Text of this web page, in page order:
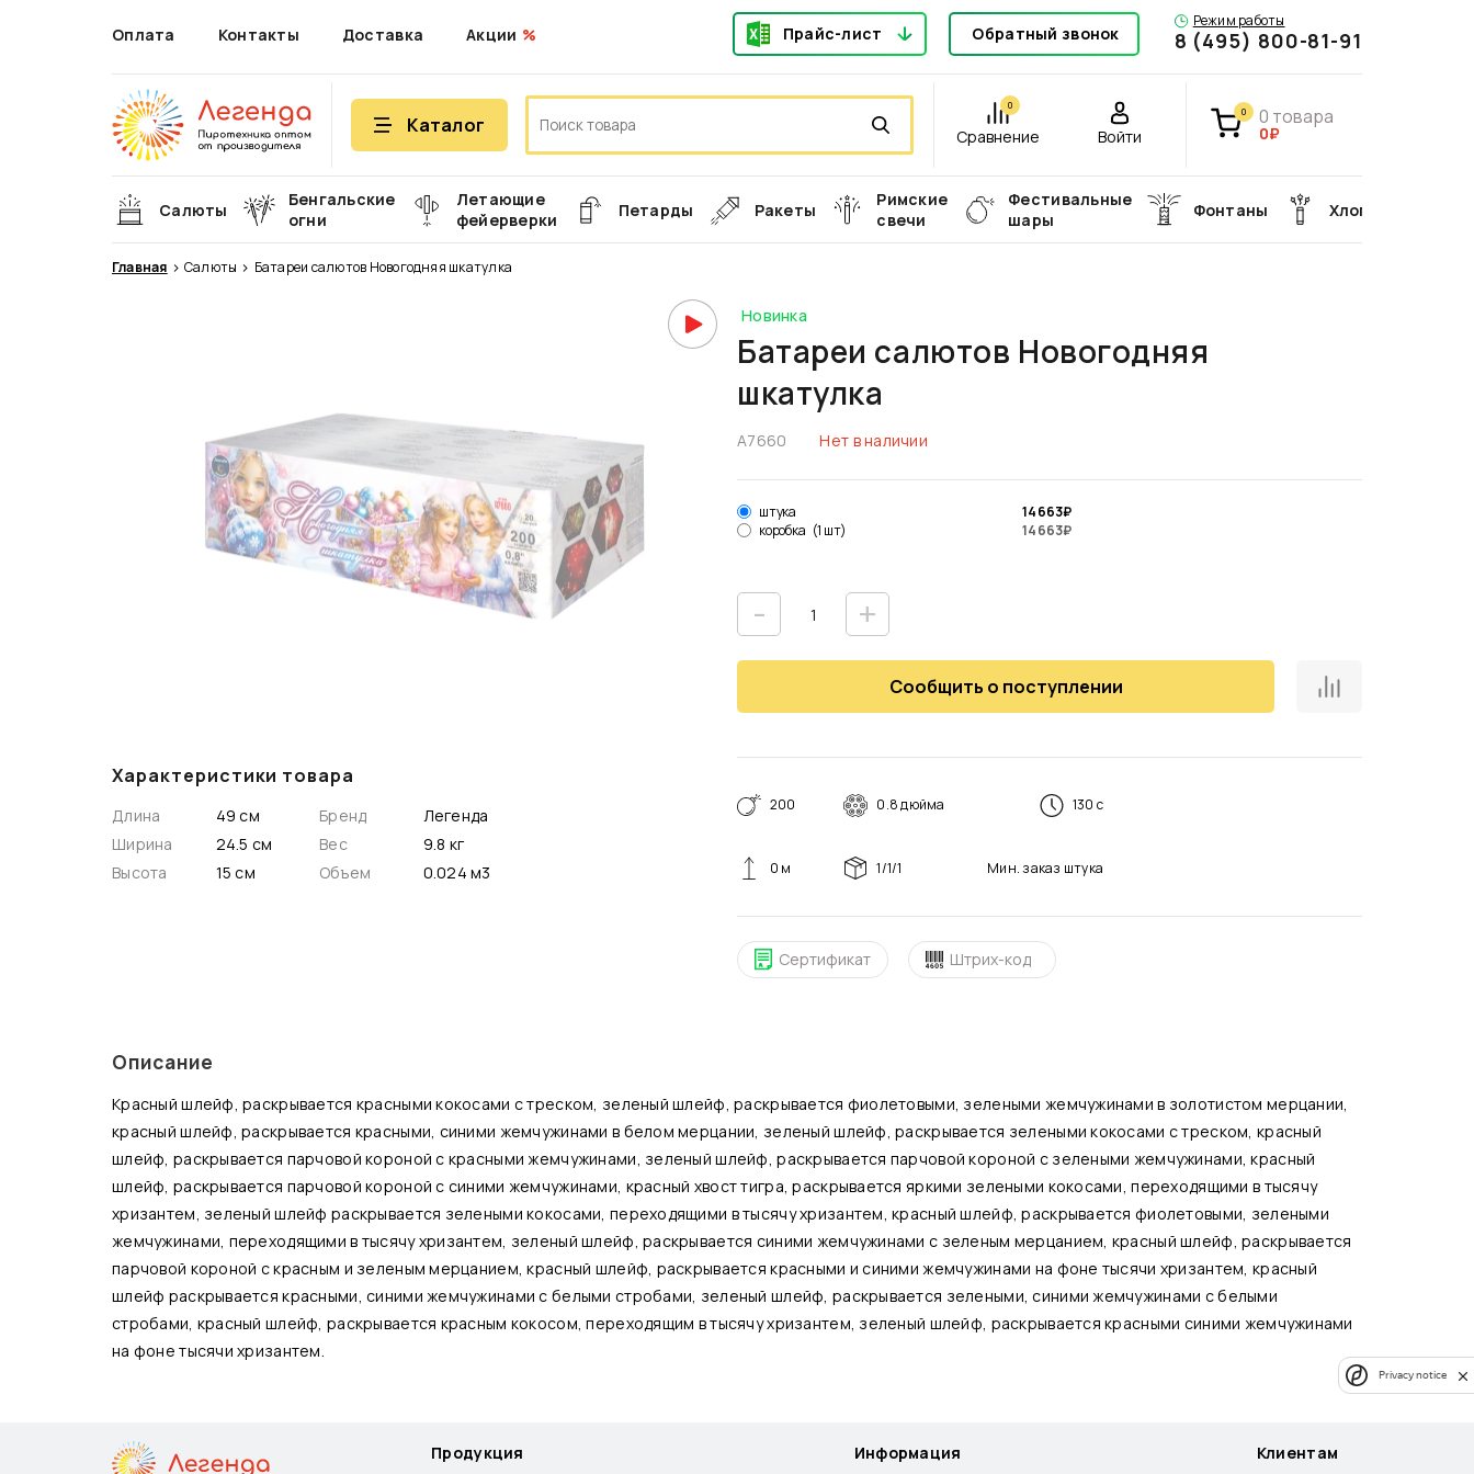
Оплата Контакты Доставка Акции Прайс-лист Обратный звонок
Режим работы
8 (495) 800-81-91
Каталог
0
Сравнение Войти
0 0 товара
0₽
Салюты
Бенгальские
огни
Летающие
фейерверки
Петарды Ракеты
Римские
свечи
Фестивальные
шары
Фонтаны Хлопушки
Главная Салюты Батареи салютов Новогодняя шкатулка
Новинка
Батареи салютов Новогодняя
шкатулка
А7660 Нет в наличии
штука 14 663₽
коробка (1 шт) 14 663₽
- +
Сообщить о поступлении
Характеристики товара
Длина
49 см
Ширина
24.5 см
Высота
15 см
Бренд
Легенда
Вес
9.8 кг
Объем
0.024 м3
200 0.8 дюйма 130 с
0 м 1/1/1 Мин. заказ штука
Сертификат Штрих-код
Описание
Красный шлейф, раскрывается красными кокосами с треском, зеленый шлейф, раскрывается фиолетовыми, зелеными жемчужинами в золотистом мерцании,
красный шлейф, раскрывается красными, синими жемчужинами в белом мерцании, зеленый шлейф, раскрывается зелеными кокосами с треском, красный
шлейф, раскрывается парчовой короной с красными жемчужинами, зеленый шлейф, раскрывается парчовой короной с зелеными жемчужинами, красный
шлейф, раскрывается парчовой короной с синими жемчужинами, красный хвост тигра, раскрывается яркими зелеными кокосами, переходящими в тысячу
хризантем, зеленый шлейф раскрывается зелеными кокосами, переходящими в тысячу хризантем, красный шлейф, раскрывается фиолетовыми, зелеными
жемчужинами, переходящими в тысячу хризантем, зеленый шлейф, раскрывается синими жемчужинами с зеленым мерцанием, красный шлейф, раскрывается
парчовой короной с красным и зеленым мерцанием, красный шлейф, раскрывается красными и синими жемчужинами на фоне тысячи хризантем, красный
шлейф раскрывается красными, синими жемчужинами с белыми стробами, зеленый шлейф, раскрывается зелеными, синими жемчужинами с белыми
стробами, красный шлейф, раскрывается красным кокосом, переходящим в тысячу хризантем, зеленый шлейф, раскрывается красными синими жемчужинами
на фоне тысячи хризантем.
Продукция Информация Клиентам
Privacy notice